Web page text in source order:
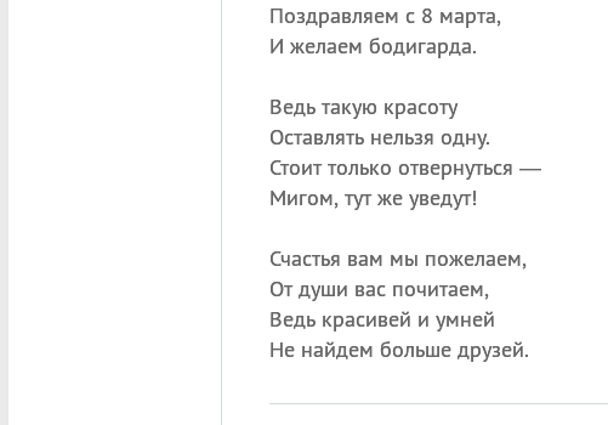
Поздравляем с 8 марта,
И желаем бодигарда.
Ведь такую красоту
Оставлять нельзя одну.
Стоит только отвернуться —
Мигом, тут же уведут!
Счастья вам мы пожелаем,
От души вас почитаем,
Ведь красивей и умней
Не найдем больше друзей.